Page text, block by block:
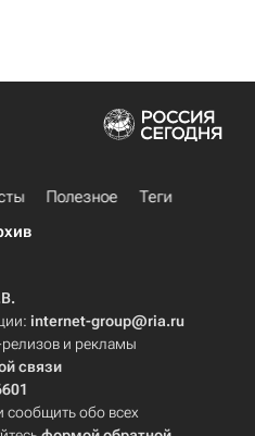
Полезное
Теги
internet-group@ria.ru
и рекламы
связи
сообщить обо всех